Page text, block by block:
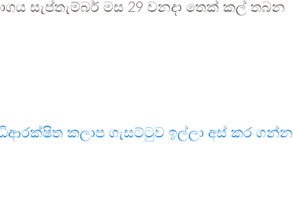
සැප්තැම්බර් මස 29 වනදා තෙක් කල් තබන
කලාප ගැසට්ටුව ඉල්ලා අස් කර ගන්න